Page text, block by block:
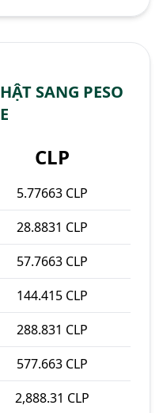
SANG PESO
CLP
5.77663 CLP
28.8831 CLP
57.7663 CLP
144.415 CLP
288.831 CLP
577.663 CLP
2,888.31 CLP